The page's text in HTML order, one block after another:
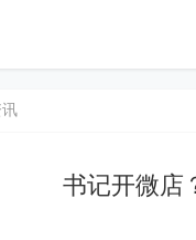
书记开微店